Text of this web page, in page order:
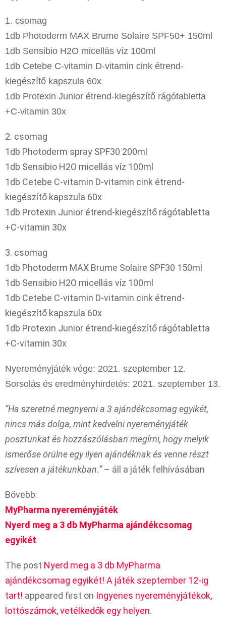
1. csomag
1db Photoderm MAX Brume Solaire SPF50+ 150ml
1db Sensibio H2O micellás víz 100ml
1db Cetebe C-vitamin D-vitamin cink étrend-
kiegészítő kapszula 60x
1db Protexin Junior étrend-kiegészítő rágótabletta
+C-vitamin 30x
2. csomag
1db Photoderm spray SPF30 200ml
1db Sensibio H2O micellás víz 100ml
1db Cetebe C-vitamin D-vitamin cink étrend-
kiegészítő kapszula 60x
1db Protexin Junior étrend-kiegészítő rágótabletta
+C-vitamin 30x
3. csomag
1db Photoderm MAX Brume Solaire SPF30 150ml
1db Sensibio H2O micellás víz 100ml
1db Cetebe C-vitamin D-vitamin cink étrend-
kiegészítő kapszula 60x
1db Protexin Junior étrend-kiegészítő rágótabletta
+C-vitamin 30x
Nyereményjáték vége: 2021. szeptember 12.
Sorsolás és eredményhirdetés: 2021. szeptember 13.
“Ha szeretné megnyerni a 3 ajándékcsomag egyikét,
nincs más dolga, mint kedvelni nyereményjáték
posztunkat és hozzászólásban megírni, hogy melyik
ismerőse örülne egy ilyen ajándéknak és venne részt
szívesen a játékunkban.”– áll a játék felhívásában
Bővebb:
MyPharma nyereményjáték
Nyerd meg a 3 db MyPharma ajándékcsomag
egyikét
The post Nyerd meg a 3 db MyPharma
ajándékcsomag egyikét! A játék szeptember 12-ig
tart! appeared first on Ingyenes nyereményjátékok,
lottószámok, vetélkedők egy helyen.